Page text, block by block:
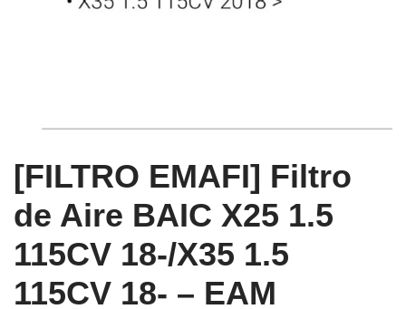
[FILTRO EMAFI] Filtro
de Aire BAIC X25 1.5
115CV 18-/X35 1.5
115CV 18- – EAM